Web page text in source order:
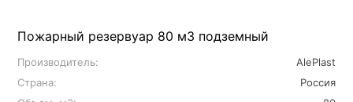
Пожарный резервуар 80 м3 подземный
Производитель:
AlePlast
Страна:
Россия